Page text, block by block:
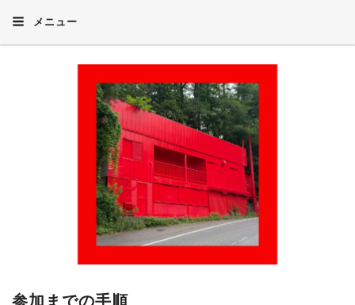
メニュー
参加までの手順